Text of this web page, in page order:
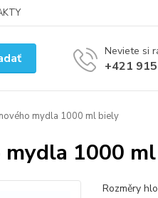
Neviete si
+421
mydla 1000 ml biely
mydla 1000
Rozměry